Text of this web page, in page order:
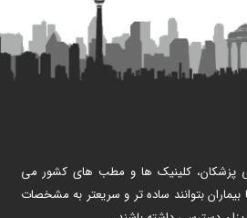
پزشکان، کلینیک ها و مطب های کشور می
بیماران بتوانند ساده تر و سریعتر به مشخصات